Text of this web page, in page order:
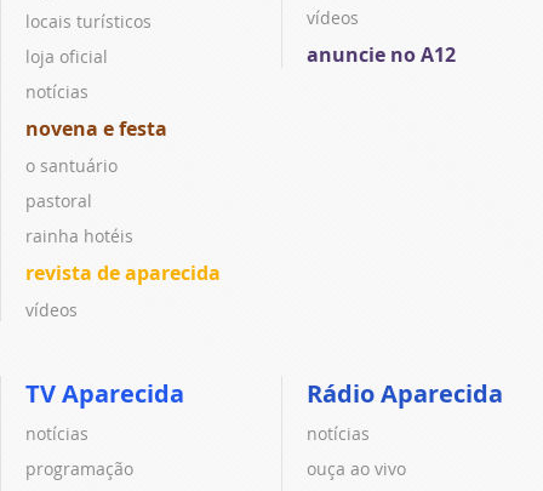
locais turísticos
loja oficial
notícias
novena e festa
o santuário
pastoral
rainha hotéis
revista de aparecida
vídeos
vídeos
anuncie no A12
TV Aparecida
notícias
programação
Rádio Aparecida
notícias
ouça ao vivo